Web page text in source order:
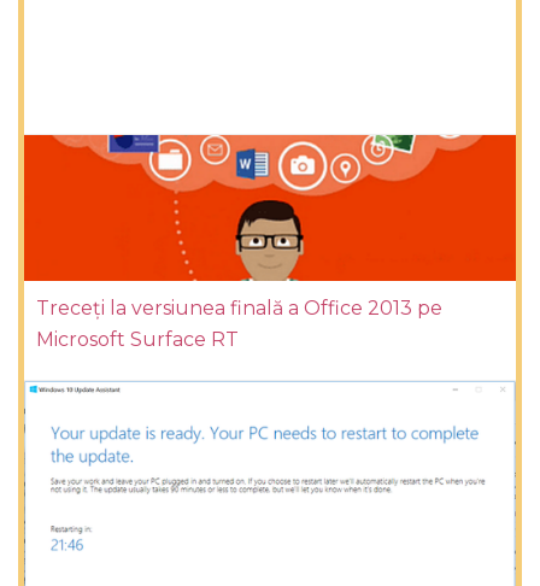
Treceți la versiunea finală a Office 2013 pe
Microsoft Surface RT